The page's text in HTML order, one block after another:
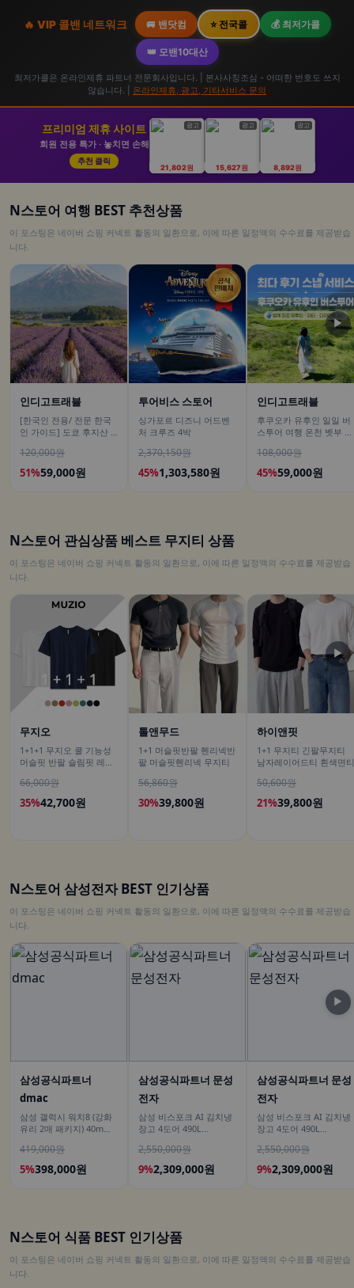
🔥 VIP 콜밴 네트워크 🚐 밴닷컴 ⭐ 전국콜 💰 최저가콜
👑 모밴10대산
최저가콜은 온라인제휴 파트너 전문회사입니다. | 본사사칭조심 - 어떠한 번호도 쓰지
않습니다. | 온라인제휴, 광고, 기타서비스 문의
프리미엄 제휴 사이트
회원 전용 특가 · 놓치면 손해
추천 클릭
광고
21,802원
광고
15,627원
광고
8,892원
N스토어 여행 BEST 추천상품
이 포스팅은 네이버 쇼핑 커넥트 활동의 일환으로, 이에 따른 일정액의 수수료를 제공받습
니다.
인디고트래블
[한국인 전용/ 전문 한국
인 가이드] 도쿄 후지산 1
카와시계점/DSLR 사진촬
영
120,000원
51%59,000원
투어비스 스토어
싱가포르 디즈니 어드벤
처 크루즈 4박
2,370,150원
45%1,303,580원
인디고트래블
후쿠오카 유후인 일일 버
스투어 여행 온천 벳부 유
108,000원
45%59,000원
▶
N스토어 관심상품 베스트 무지티 상품
이 포스팅은 네이버 쇼핑 커넥트 활동의 일환으로, 이에 따른 일정액의 수수료를 제공받습
니다.
무지오
1+1+1 무지오 쿨 기능성
머슬핏 반팔 슬림핏 레이
셔츠
66,000원
35%42,700원
톨앤무드
1+1 머슬핏반팔 헨리넥반
팔 머슬핏헨리넥 무지티
56,860원
30%39,800원
하이앤핏
1+1 무지티 긴팔무지티
남자레이어드티 흰색면티
50,600원
21%39,800원
▶
N스토어 삼성전자 BEST 인기상품
이 포스팅은 네이버 쇼핑 커넥트 활동의 일환으로, 이에 따른 일정액의 수수료를 제공받습
니다.
삼성공식파트너
dmac
삼성 갤럭시 워치8 (강화
유리 2매 패키지) 40mm
L320
419,000원
5%398,000원
삼성공식파트너 문성
전자
삼성 비스포크 AI 김치냉
장고 4도어 490L
다크메탈 유산균아삭 숙
성모드
2,550,000원
9%2,309,000원
삼성공식파트너 문성
전자
삼성 비스포크 AI 김치냉
장고 4도어 490L
베이지 유산균아삭 숙성
모드
2,550,000원
9%2,309,000원
▶
N스토어 식품 BEST 인기상품
이 포스팅은 네이버 쇼핑 커넥트 활동의 일환으로, 이에 따른 일정액의 수수료를 제공받습
니다.